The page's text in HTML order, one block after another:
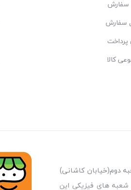
سفارش
سفارش
کالا
شعبه دوم(خیابان کاشانی)
های فیزیکی این